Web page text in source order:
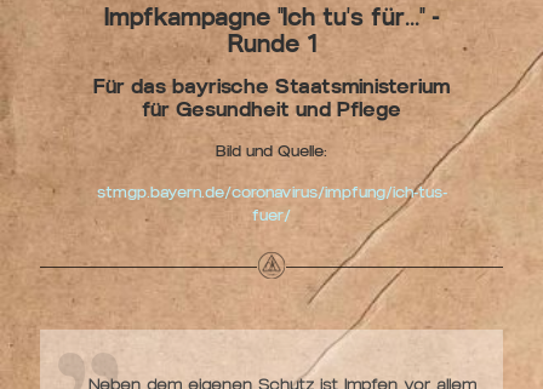
Impfkampagne "Ich tu's für..." -
Runde 1
Für das bayrische Staatsministerium
für Gesundheit und Pflege
Bild und Quelle:
stmgp.bayern.de/coronavirus/impfung/ich-tus-
fuer/
Neben dem eigenen Schutz ist Impfen vor allem